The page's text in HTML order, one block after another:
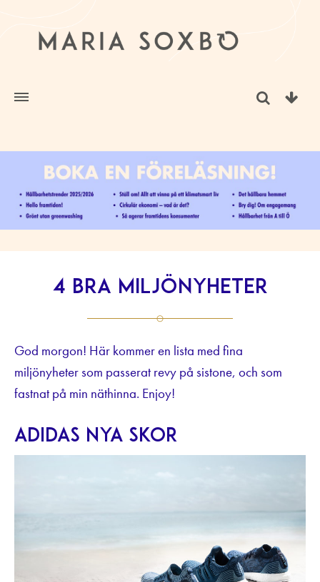
4 bra miljönyheter
God morgon! Här kommer en lista med fina
miljönyheter som passerat revy på sistone, och som
fastnat på min näthinna. Enjoy!
Adidas nya skor